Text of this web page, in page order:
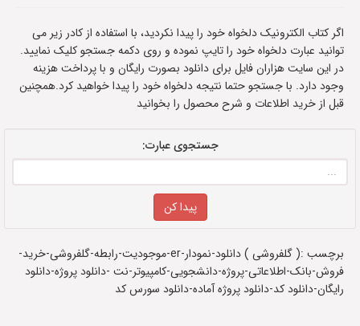
اگر کتاب الکترونیک دلخواه خود را پیدا نکردید، با استفاده از کادر زیر می
توانید عبارت دلخواه خود را تایپ نموده و روی دکمه جستجو کلیک نمایید.
در این سایت هزاران فایل برای دانلود بصورت رایگان و با پرداخت هزینه
وجود دارد. با جستجو حتما نتیجه دلخواه خود را پیدا خواهید کرد.همچنین
قبل از خرید اطلاعات و شرح محصول را بخوانید
جستجوی عبارت:
برچسب :( گلفروشی ) دانلود-نمودار-er-موجودیت-رابطه-گلفروشی-خرید-
فروش-بانک-اطلاعاتی-پروژه-دانشجویی-کامپیوتر-نت -دانلود پروژه-دانلود
رایگان-دانلود کد-دانلود پروژه آماده-دانلود سورس کد